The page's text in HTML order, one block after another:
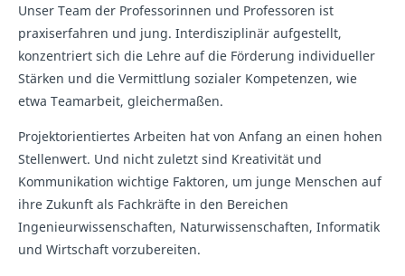
Unser Team der Professorinnen und Professoren ist
praxiserfahren und jung. Interdisziplinär aufgestellt,
konzentriert sich die Lehre auf die Förderung individueller
Stärken und die Vermittlung sozialer Kompetenzen, wie
etwa Teamarbeit, gleichermaßen.
Projektorientiertes Arbeiten hat von Anfang an einen hohen
Stellenwert. Und nicht zuletzt sind Kreativität und
Kommunikation wichtige Faktoren, um junge Menschen auf
ihre Zukunft als Fachkräfte in den Bereichen
Ingenieurwissenschaften, Naturwissenschaften, Informatik
und Wirtschaft vorzubereiten.